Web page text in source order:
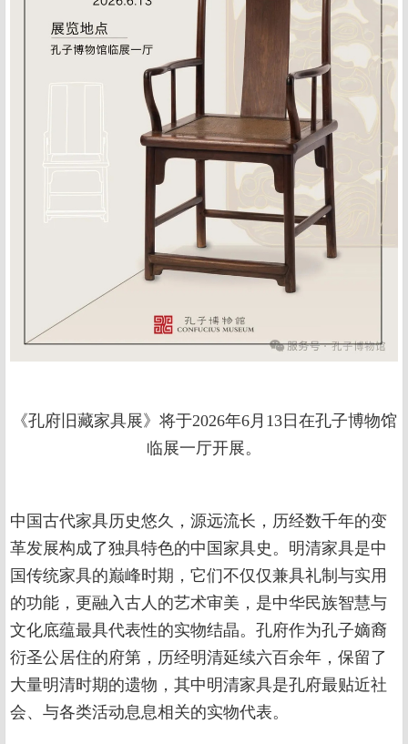
《孔府旧藏家具展》将于2026年6月13日在孔子博物馆
临展一厅开展。
中国古代家具历史悠久，源远流长，历经数千年的变
革发展构成了独具特色的中国家具史。明清家具是中
国传统家具的巅峰时期，它们不仅仅兼具礼制与实用
的功能，更融入古人的艺术审美，是中华民族智慧与
文化底蕴最具代表性的实物结晶。孔府作为孔子嫡裔
衍圣公居住的府第，历经明清延续六百余年，保留了
大量明清时期的遗物，其中明清家具是孔府最贴近社
会、与各类活动息息相关的实物代表。